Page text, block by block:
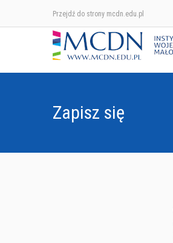
Przejdź do strony mcdn.edu.pl
Zapisz się